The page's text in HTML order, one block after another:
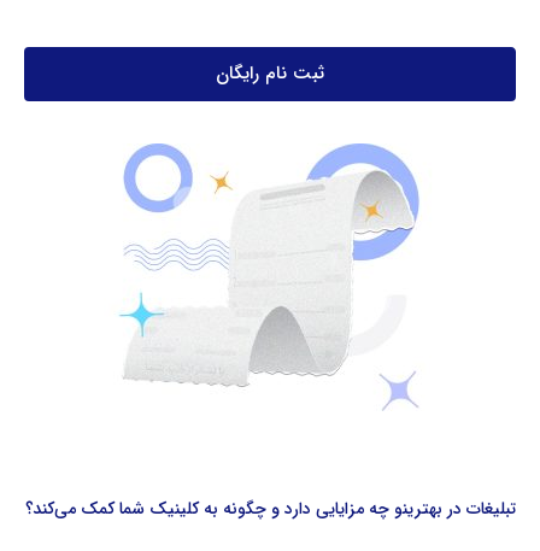
ثبت نام رایگان
تبلیغات در بهترینو چه مزایایی دارد و چگونه به کلینیک شما کمک می‌کند؟